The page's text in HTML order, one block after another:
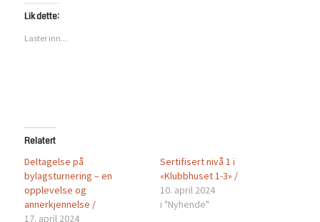
på
Twitter(åpnes
en
ny
Lik dette:
Laster inn...
Relatert
Deltagelse på
bylagsturnering – en
opplevelse og
annerkjennelse /
17. april 2024
Sertifisert nivå 1 i
«Klubbhuset 1-3» /
10. april 2024
i "Nyhende"